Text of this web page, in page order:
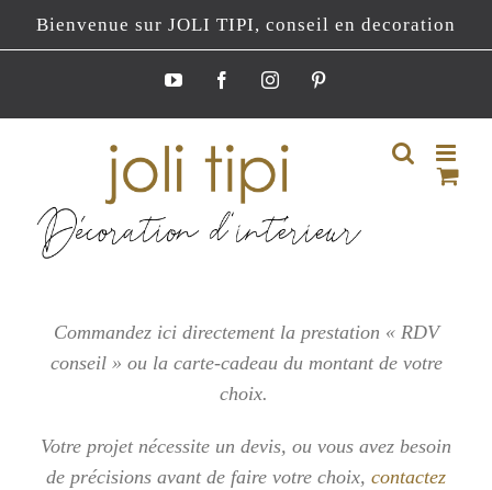
Passer
au
Bienvenue sur JOLI TIPI, conseil en decoration
YouTubeFacebookInstagramPinterest
Commandez ici directement la prestation « RDV
conseil » ou la carte-cadeau du montant de votre
choix.
Votre projet nécessite un devis, ou vous avez besoin
de précisions avant de faire votre choix, contactez